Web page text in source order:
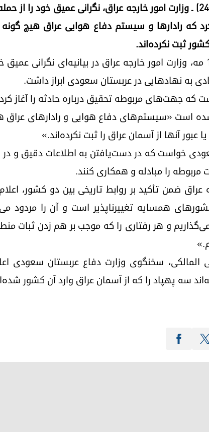
اربیل (کوردستان۲۴) ـ وزارت امور خارجه عراق، نگرانی عمیق
که رادارها و سیستم دفاع هوایی عراق هیچ گونه
ثبت نکرده‌اند.
امروز دوشنبه ۱۸ مه، وزارت امور خارجه عراق در بیانیه‌ای
به نهادهایی در عربستان سعودی ابراز داشت.
که جهت‌های مربوطه تحقیق درباره حادثه را آغاز
است «سیستم‌های دفاع هوایی و رادارهای عراق
عبور آنها از آسمان عراق را ثبت نکرده‌اند.»
خواست که در دست‌یافتن به اطلاعات دقیق و در
مربوطه را مبادله و همکاری کنند.
عراق ضمن تأکید بر روابط تاریخی بین دو کشور،
همسایه تغییرناپذیر است و آن را مردود
و هر رفتاری را که موجب بر هم زدن ثبات
المالکی، سخنگوی وزارت دفاع عربستان سعودی
سه پهپاد را که از آسمان عراق وارد آن کشور